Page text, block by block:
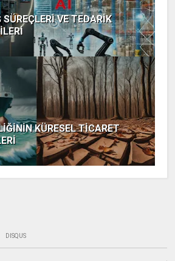
VE TEDARİK
KÜRESEL TİCARET
DISQUS